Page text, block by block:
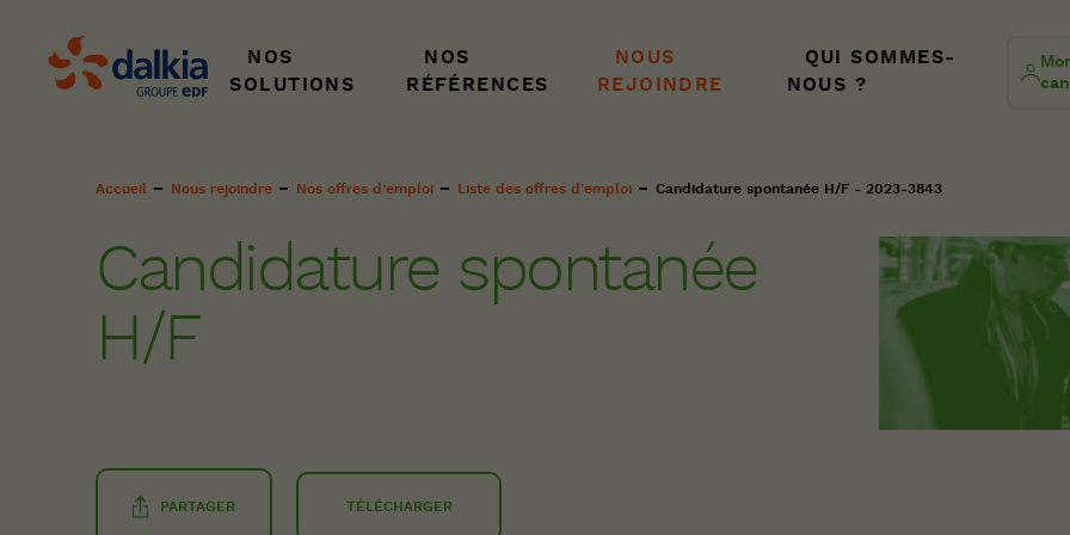
NOS
SOLUTIONS
NOS
RÉFÉRENCES
NOUS
REJOINDRE
QUI SOMMES-
NOUS ?
Fil
Accueil Nous rejoindre Nos offres d’emploi Liste des offres d'emploi Candidature spontanée H/F - 2023-3843
Candidature spontanée
H/F
PARTAGER TÉLÉCHARGER